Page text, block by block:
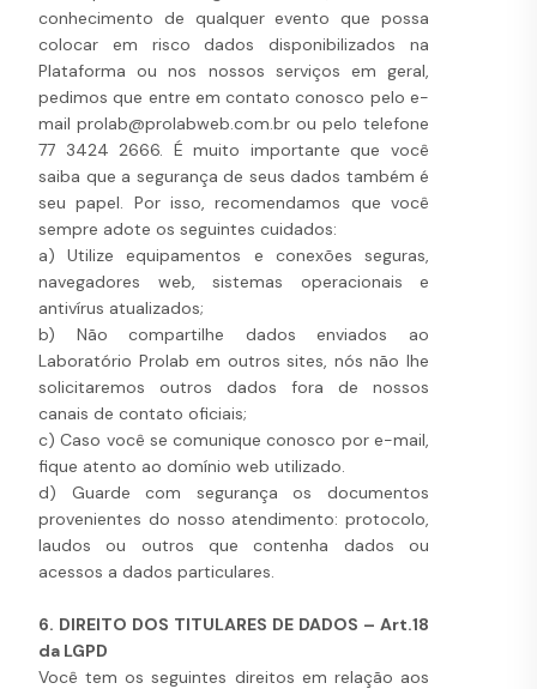
conhecimento de qualquer evento que possa
colocar em risco dados disponibilizados na
Plataforma ou nos nossos serviços em geral,
pedimos que entre em contato conosco pelo e-
mail prolab@prolabweb.com.br ou pelo telefone
77 3424 2666. É muito importante que você
saiba que a segurança de seus dados também é
seu papel. Por isso, recomendamos que você
sempre adote os seguintes cuidados:
a) Utilize equipamentos e conexões seguras,
navegadores web, sistemas operacionais e
antivírus atualizados;
b) Não compartilhe dados enviados ao
Laboratório Prolab em outros sites, nós não lhe
solicitaremos outros dados fora de nossos
canais de contato oficiais;
c) Caso você se comunique conosco por e-mail,
fique atento ao domínio web utilizado.
d) Guarde com segurança os documentos
provenientes do nosso atendimento: protocolo,
laudos ou outros que contenha dados ou
acessos a dados particulares.
6. DIREITO DOS TITULARES DE DADOS – Art.18
da LGPD
Você tem os seguintes direitos em relação aos